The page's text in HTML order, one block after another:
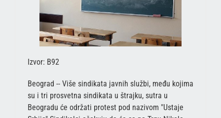
Izvor: B92
Beograd -- Više sindikata javnih službi, među kojima
su i tri prosvetna sindikata u štrajku, sutra u
Beogradu će održati protest pod nazivom "Ustaje